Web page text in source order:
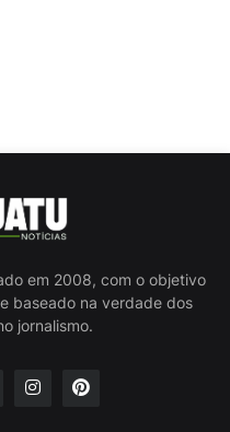
em 2008, com o objetivo
baseado na verdade dos
jornalismo.